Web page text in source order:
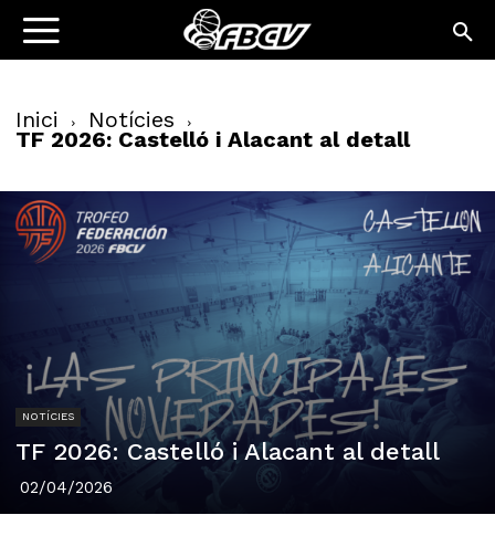
Inici Notícies
TF 2026: Castelló i Alacant al detall
NOTÍCIES
TF 2026: Castelló i Alacant al detall
02/04/2026